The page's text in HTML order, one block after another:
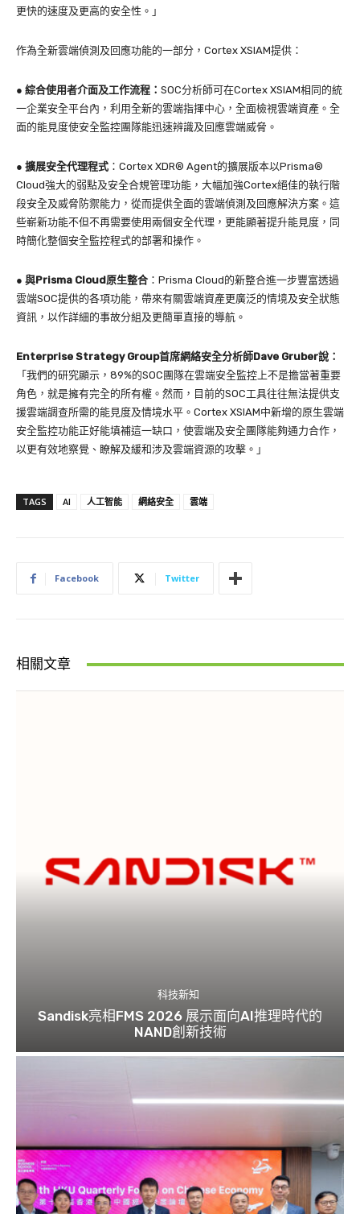
更快的速度及更高的安全性。」
作為全新雲端偵測及回應功能的一部分，Cortex XSIAM提供：
● 綜合使用者介面及工作流程： SOC分析師可在Cortex XSIAM相同的統
一企業安全平台內，利用全新的雲端指揮中心，全面檢視雲端資產。全
面的能見度使安全監控團隊能迅速辨識及回應雲端威脅。
● 擴展安全代理程式 ：Cortex XDR® Agent的擴展版本以Prisma®
Cloud強大的弱點及安全合規管理功能，大幅加強Cortex絕佳的執行階
段安全及威脅防禦能力，從而提供全面的雲端偵測及回應解決方案。這
些嶄新功能不但不再需要使用兩個安全代理，更能顯著提升能見度，同
時簡化整個安全監控程式的部署和操作。
● 與Prisma Cloud原生整合 ：Prisma Cloud的新整合進一步豐富透過
雲端SOC提供的各項功能，帶來有關雲端資產更廣泛的情境及安全狀態
資訊，以作詳細的事故分組及更簡單直接的導航。
Enterprise Strategy Group首席網絡安全分析師Dave Gruber說：
「我們的研究顯示，89%的SOC團隊在雲端安全監控上不是擔當著重要
角色，就是擁有完全的所有權。然而，目前的SOC工具往往無法提供支
援雲端調查所需的能見度及情境水平。Cortex XSIAM中新增的原生雲端
安全監控功能正好能填補這一缺口，使雲端及安全團隊能夠通力合作，
以更有效地察覺、瞭解及緩和涉及雲端資源的攻擊。」
TAGS AI 人工智能 網絡安全 雲端
Facebook Twitter
相關文章
科技新知
Sandisk亮相FMS 2026 展示面向AI推理時代的
NAND創新技術